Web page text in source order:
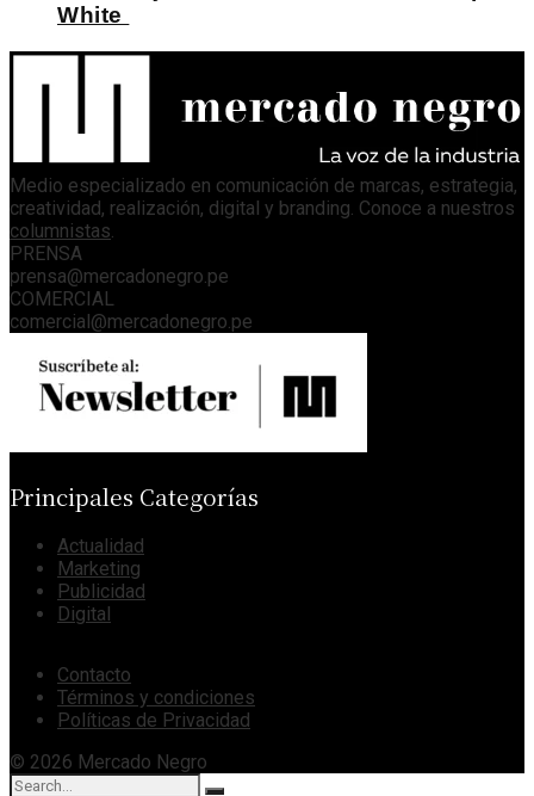
White
Medio especializado en comunicación de marcas, estrategia,
creatividad, realización, digital y branding. Conoce a nuestros
columnistas.
PRENSA
prensa@mercadonegro.pe
COMERCIAL
comercial@mercadonegro.pe
Principales Categorías
Actualidad
Marketing
Publicidad
Digital
Contacto
Términos y condiciones
Políticas de Privacidad
© 2026 Mercado Negro